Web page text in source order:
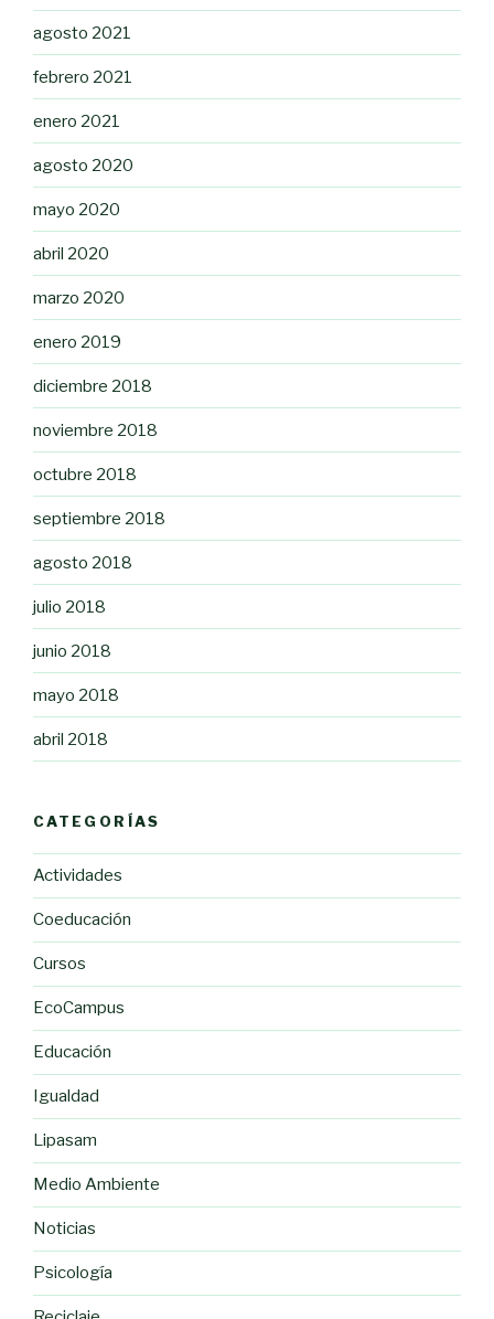
agosto 2021
febrero 2021
enero 2021
agosto 2020
mayo 2020
abril 2020
marzo 2020
enero 2019
diciembre 2018
noviembre 2018
octubre 2018
septiembre 2018
agosto 2018
julio 2018
junio 2018
mayo 2018
abril 2018
CATEGORÍAS
Actividades
Coeducación
Cursos
EcoCampus
Educación
Igualdad
Lipasam
Medio Ambiente
Noticias
Psicología